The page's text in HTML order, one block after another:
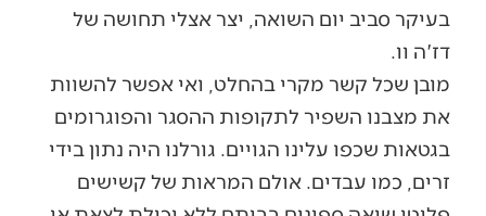
בעיקר סביב יום השואה, יצר אצלי תחושה של
דז'ה וו.
מובן שכל קשר מקרי בהחלט, ואי אפשר להשוות
את מצבנו השפיר לתקופות ההסגר והפוגרומים
בגטאות שכפו עלינו הגויים. גורלנו היה נתון בידי
זרים, כמו עבדים. אולם המראות של קשישים